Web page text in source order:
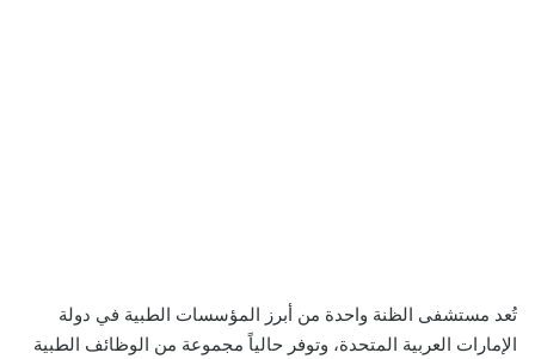
تُعد مستشفى الظنة واحدة من أبرز المؤسسات الطبية في دولة
الإمارات العربية المتحدة، وتوفر حالياً مجموعة من الوظائف الطبية